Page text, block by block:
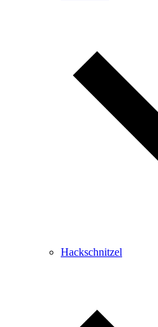
Hackschnitzel